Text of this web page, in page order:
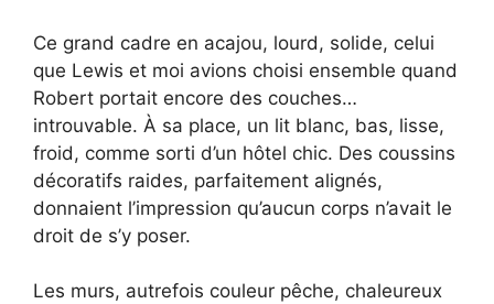
Ce grand cadre en acajou, lourd, solide, celui
que Lewis et moi avions choisi ensemble quand
Robert portait encore des couches…
introuvable. À sa place, un lit blanc, bas, lisse,
froid, comme sorti d’un hôtel chic. Des coussins
décoratifs raides, parfaitement alignés,
donnaient l’impression qu’aucun corps n’avait le
droit de s’y poser.
Les murs, autrefois couleur pêche, chaleureux